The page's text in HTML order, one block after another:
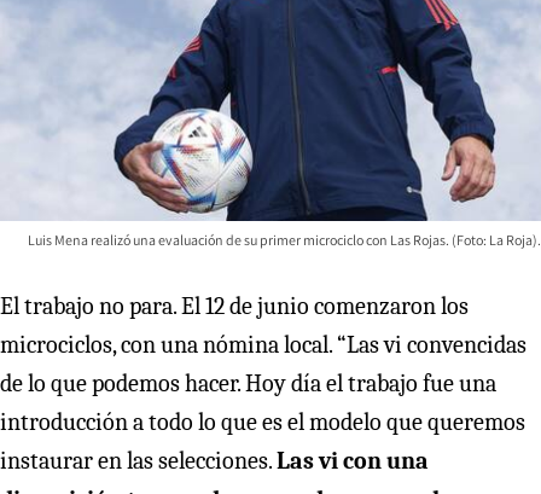
Luis Mena realizó una evaluación de su primer microciclo con Las Rojas. (Foto: La Roja).
El trabajo no para. El 12 de junio comenzaron los
microciclos, con una nómina local. “Las vi convencidas
de lo que podemos hacer. Hoy día el trabajo fue una
introducción a todo lo que es el modelo que queremos
instaurar en las selecciones.Las vi con una